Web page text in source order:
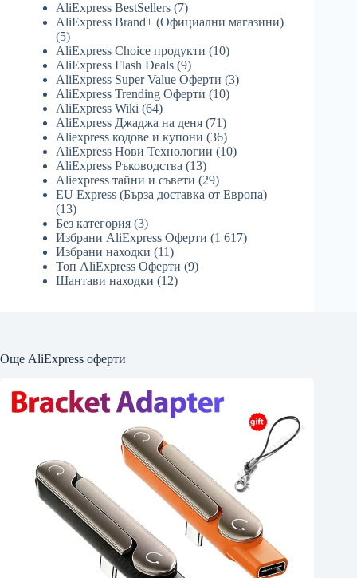
AliExpress BestSellers (7)
AliExpress Brand+ (Официални магазини)
(5)
AliExpress Choice продукти (10)
AliExpress Flash Deals (9)
AliExpress Super Value Оферти (3)
AliExpress Trending Оферти (10)
AliExpress Wiki (64)
AliExpress Джаджа на деня (71)
Aliexpress кодове и купони (36)
AliExpress Нови Технологии (10)
AliExpress Ръководства (13)
Aliexpress тайни и съвети (29)
EU Express (Бърза доставка от Европа)
(13)
Без категория (3)
Избрани AliExpress Оферти (1 617)
Избрани находки (11)
Топ AliExpress Оферти (9)
Шантави находки (12)
Още AliExpress оферти